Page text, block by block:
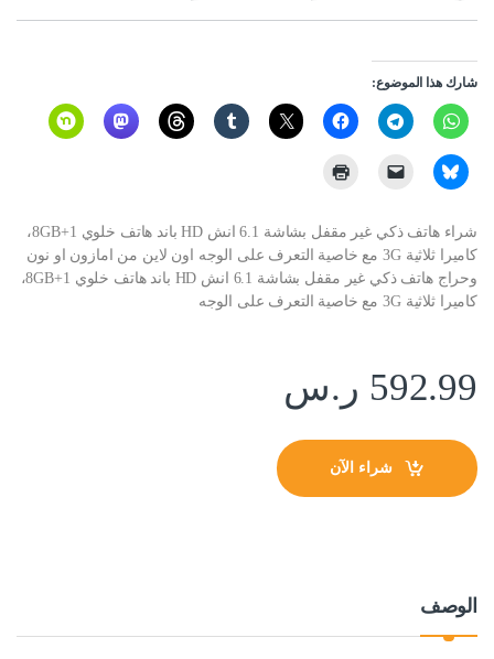
شارك هذا الموضوع:
شراء هاتف ذكي غير مقفل بشاشة 6.1 انش HD باند هاتف خلوي 1+8GB،
كاميرا ثلاثية 3G مع خاصية التعرف على الوجه اون لاين من امازون او نون
وحراج هاتف ذكي غير مقفل بشاشة 6.1 انش HD باند هاتف خلوي 1+8GB،
كاميرا ثلاثية 3G مع خاصية التعرف على الوجه
592.99 ر.س
شراء الآن
الوصف